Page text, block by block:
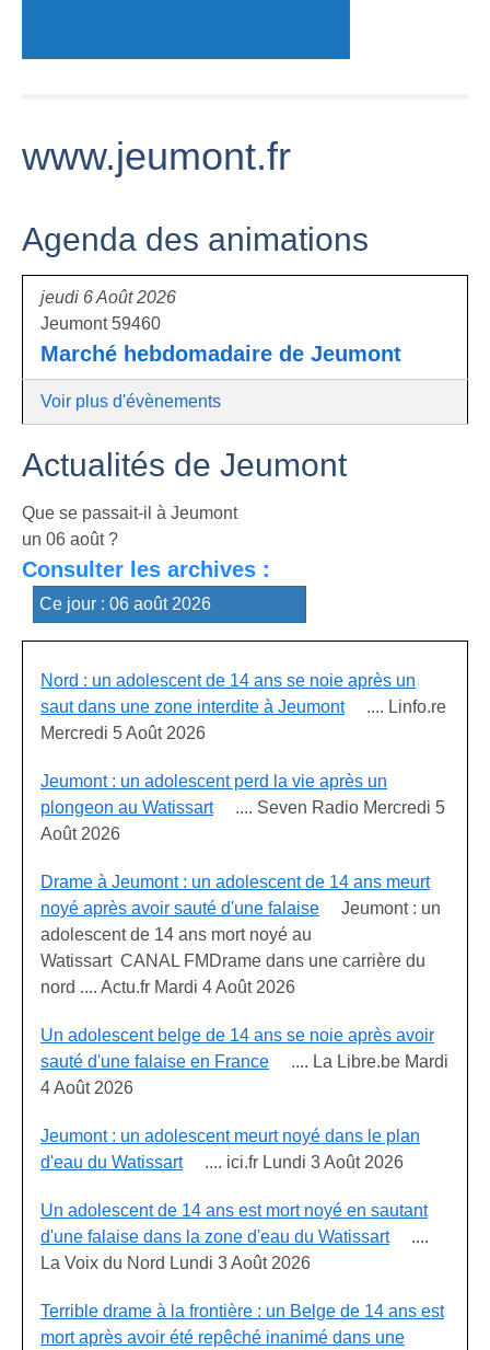
www.jeumont.fr
Agenda des animations
jeudi 6 Août 2026
Jeumont 59460
Marché hebdomadaire de Jeumont
Voir plus d'évènements
Actualités de Jeumont
Que se passait-il à Jeumont
un 06 août ?
Consulter les archives :
Nord : un adolescent de 14 ans se noie après un
saut dans une zone interdite à Jeumont.... Linfo.re
Mercredi 5 Août 2026
Jeumont : un adolescent perd la vie après un
plongeon au Watissart.... Seven Radio Mercredi 5
Août 2026
Drame à Jeumont : un adolescent de 14 ans meurt
noyé après avoir sauté d'une falaise Jeumont : un
adolescent de 14 ans mort noyé au
Watissart CANAL FMDrame dans une carrière du
nord .... Actu.fr Mardi 4 Août 2026
Un adolescent belge de 14 ans se noie après avoir
sauté d'une falaise en France .... La Libre.be Mardi
4 Août 2026
Jeumont : un adolescent meurt noyé dans le plan
d'eau du Watissart.... ici.fr Lundi 3 Août 2026
Un adolescent de 14 ans est mort noyé en sautant
d'une falaise dans la zone d'eau du Watissart....
La Voix du Nord Lundi 3 Août 2026
Terrible drame à la frontière : un Belge de 14 ans est
mort après avoir été repêché inanimé dans une